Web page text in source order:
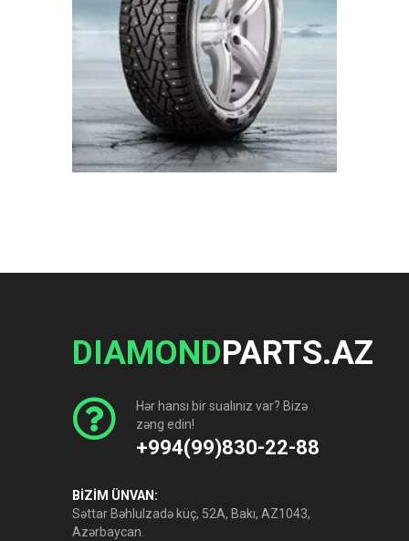
DIAMONDPARTS.AZ
Hər hansı bir sualınız var? Bizə
zəng edin!
+994(99)830-22-88
BİZİM ÜNVAN:
Səttar Bəhlulzadə küç, 52A, Bakı, AZ1043,
Azərbaycan.